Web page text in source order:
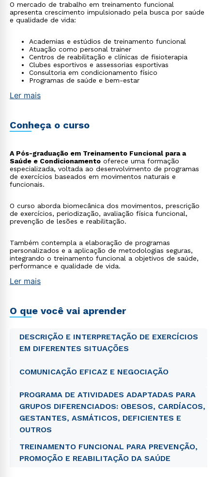
O mercado de trabalho em treinamento funcional
apresenta crescimento impulsionado pela busca por saúde
e qualidade de vida:
Academias e estúdios de treinamento funcional
Atuação como personal trainer
Centros de reabilitação e clínicas de fisioterapia
Clubes esportivos e assessorias esportivas
Consultoria em condicionamento físico
Programas de saúde e bem-estar
Ler mais
Conheça o curso
A Pós-graduação em Treinamento Funcional para a
Saúde e Condicionamento oferece uma formação
especializada, voltada ao desenvolvimento de programas
de exercícios baseados em movimentos naturais e
funcionais.
O curso aborda biomecânica dos movimentos, prescrição
de exercícios, periodização, avaliação física funcional,
prevenção de lesões e reabilitação.
Também contempla a elaboração de programas
personalizados e a aplicação de metodologias seguras,
integrando o treinamento funcional a objetivos de saúde,
performance e qualidade de vida.
Ler mais
O que você vai aprender
DESCRIÇÃO E INTERPRETAÇÃO DE EXERCÍCIOS
EM DIFERENTES SITUAÇÕES
COMUNICAÇÃO EFICAZ E NEGOCIAÇÃO
PROGRAMA DE ATIVIDADES ADAPTADAS PARA
GRUPOS DIFERENCIADOS: OBESOS, CARDÍACOS,
GESTANTES, ASMÁTICOS, DEFICIENTES E
OUTROS
TREINAMENTO FUNCIONAL PARA PREVENÇÃO,
PROMOÇÃO E REABILITAÇÃO DA SAÚDE